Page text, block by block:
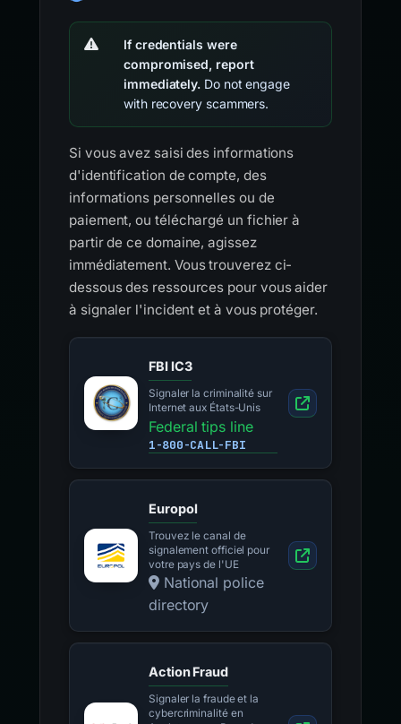
If credentials were
compromised, report
immediately. Do not engage
with recovery scammers.
Si vous avez saisi des informations
d'identification de compte, des
informations personnelles ou de
paiement, ou téléchargé un fichier à
partir de ce domaine, agissez
immédiatement. Vous trouverez ci-
dessous des ressources pour vous aider
à signaler l'incident et à vous protéger.
FBI IC3
Signaler la criminalité sur
Internet aux États-Unis
Federal tips line
1-800-CALL-FBI
Europol
Trouvez le canal de
signalement officiel pour
votre pays de l'UE
National police
directory
Action Fraud
Signaler la fraude et la
cybercriminalité en